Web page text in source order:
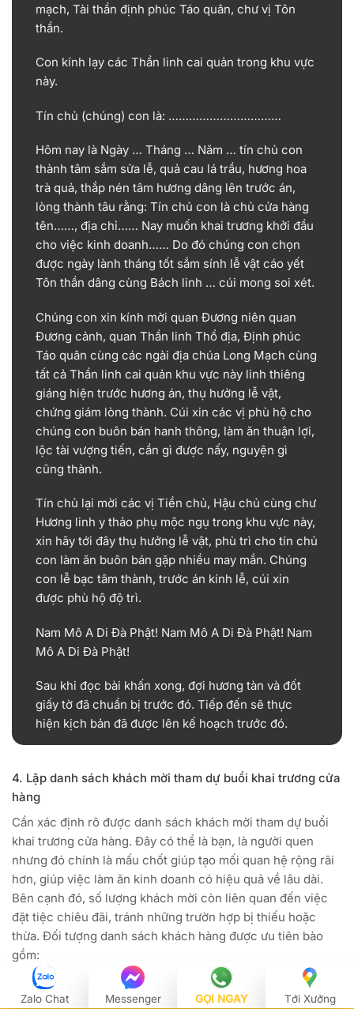
mạch, Tài thần định phúc Táo quân, chư vị Tôn
thần.
Con kính lạy các Thần linh cai quản trong khu vực
này.
Tín chủ (chúng) con là: ……………………………
Hôm nay là Ngày … Tháng … Năm … tín chủ con
thành tâm sắm sửa lễ, quả cau lá trầu, hương hoa
trà quả, thắp nén tâm hương dâng lên trước án,
lòng thành tâu rằng: Tín chủ con là chủ cửa hàng
tên……, địa chỉ…… Nay muốn khai trương khởi đầu
cho việc kinh doanh…… Do đó chúng con chọn
được ngày lành tháng tốt sắm sính lễ vật cáo yết
Tôn thần dâng cùng Bách linh … cúi mong soi xét.
Chúng con xin kính mời quan Đương niên quan
Đương cảnh, quan Thần linh Thổ địa, Định phúc
Táo quân cùng các ngài địa chúa Long Mạch cùng
tất cả Thần linh cai quản khu vực này linh thiêng
giáng hiện trước hương án, thụ hưởng lễ vật,
chứng giám lòng thành. Cúi xin các vị phù hộ cho
chúng con buôn bán hanh thông, làm ăn thuận lợi,
lộc tài vượng tiến, cần gì được nấy, nguyện gì
cũng thành.
Tín chủ lại mời các vị Tiền chủ, Hậu chủ cùng chư
Hương linh y thảo phụ mộc ngụ trong khu vực này,
xin hãy tới đây thụ hưởng lễ vật, phù trì cho tín chủ
con làm ăn buôn bán gặp nhiều may mắn. Chúng
con lễ bạc tâm thành, trước án kính lễ, cúi xin
được phù hộ độ trì.
Nam Mô A Di Đà Phật! Nam Mô A Di Đà Phật! Nam
Mô A Di Đà Phật!
Sau khi đọc bài khấn xong, đợi hương tàn và đốt
giấy tờ đã chuẩn bị trước đó. Tiếp đến sẽ thực
hiện kịch bản đã được lên kế hoạch trước đó.
4. Lập danh sách khách mời tham dự buổi khai trương cửa
hàng
Cần xác định rõ được danh sách khách mời tham dự buổi
khai trương cửa hàng. Đây có thể là bạn, là người quen
nhưng đó chính là mấu chốt giúp tạo mối quan hệ rộng rãi
hơn, giúp việc làm ăn kinh doanh có hiệu quả về lâu dài.
Bên cạnh đó, số lượng khách mời còn liên quan đến việc
đặt tiệc chiêu đãi, tránh những trườn hợp bị thiếu hoặc
thừa. Đối tượng danh sách khách hàng được ưu tiên bào
gồm:
Người thân trong gia đình
Zalo Chat Messenger GỌI NGAY Tới Xưởng